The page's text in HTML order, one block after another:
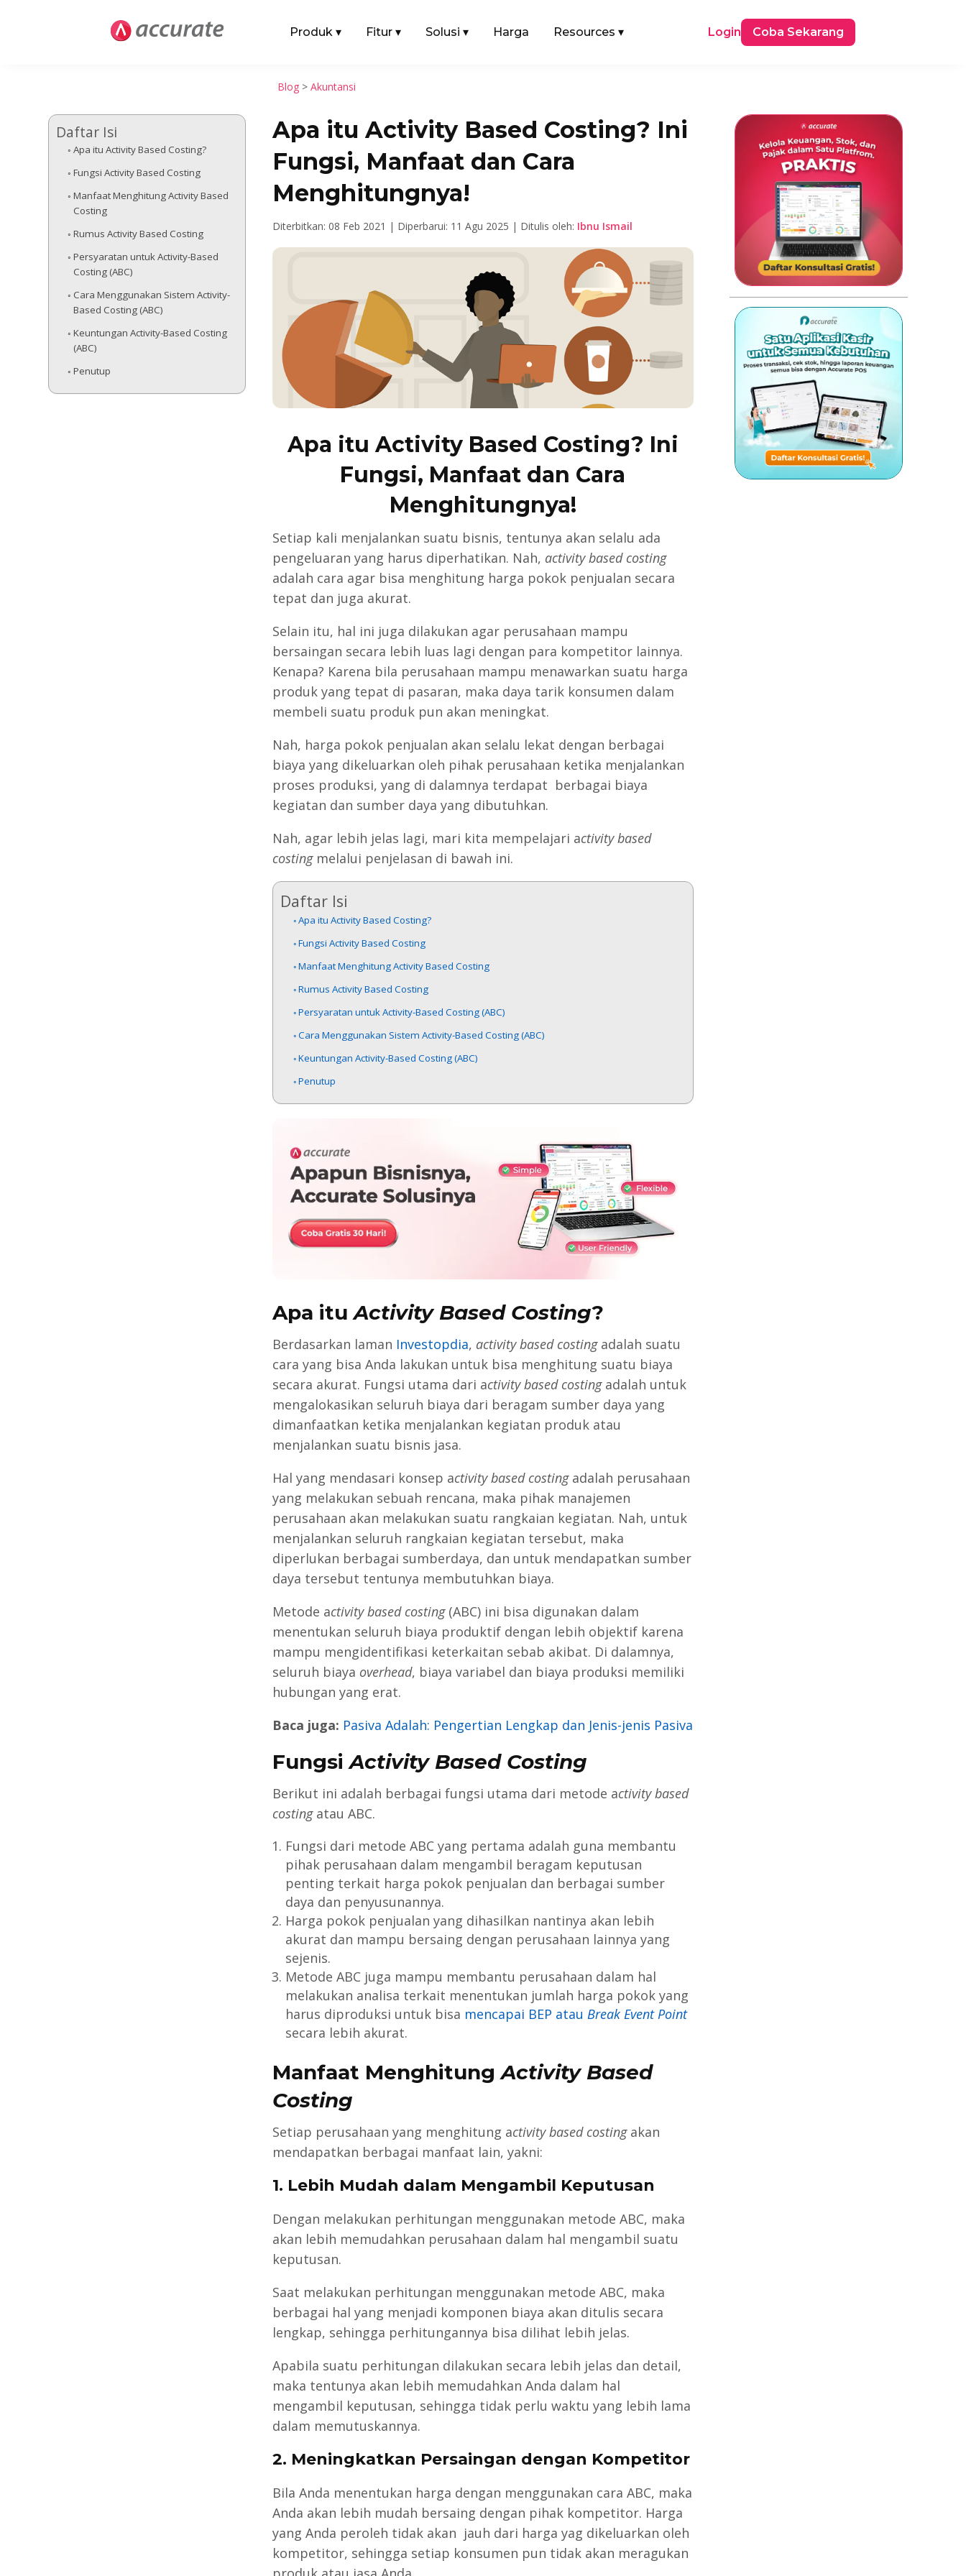
Produk ▾ Fitur ▾ Solusi ▾ Harga Resources ▾ Login Coba Sekarang
Blog >Akuntansi
Daftar Isi
Apa itu Activity Based Costing?
Fungsi Activity Based Costing
Manfaat Menghitung Activity Based
Costing
Rumus Activity Based Costing
Persyaratan untuk Activity-Based
Costing (ABC)
Cara Menggunakan Sistem Activity-
Based Costing (ABC)
Keuntungan Activity-Based Costing
(ABC)
Penutup
Apa itu Activity Based Costing? Ini
Fungsi, Manfaat dan Cara
Menghitungnya!
Diterbitkan: 08 Feb 2021 | Diperbarui: 11 Agu 2025 | Ditulis oleh: Ibnu Ismail
Apa itu Activity Based Costing? Ini
Fungsi, Manfaat dan Cara
Menghitungnya!
Setiap kali menjalankan suatu bisnis, tentunya akan selalu ada
pengeluaran yang harus diperhatikan. Nah, activity based costing
adalah cara agar bisa menghitung harga pokok penjualan secara
tepat dan juga akurat.
Selain itu, hal ini juga dilakukan agar perusahaan mampu
bersaingan secara lebih luas lagi dengan para kompetitor lainnya.
Kenapa? Karena bila perusahaan mampu menawarkan suatu harga
produk yang tepat di pasaran, maka daya tarik konsumen dalam
membeli suatu produk pun akan meningkat.
Nah, harga pokok penjualan akan selalu lekat dengan berbagai
biaya yang dikeluarkan oleh pihak perusahaan ketika menjalankan
proses produksi, yang di dalamnya terdapat berbagai biaya
kegiatan dan sumber daya yang dibutuhkan.
Nah, agar lebih jelas lagi, mari kita mempelajari activity based
costingmelalui penjelasan di bawah ini.
Daftar Isi
Apa itu Activity Based Costing?
Fungsi Activity Based Costing
Manfaat Menghitung Activity Based Costing
Rumus Activity Based Costing
Persyaratan untuk Activity-Based Costing (ABC)
Cara Menggunakan Sistem Activity-Based Costing (ABC)
Keuntungan Activity-Based Costing (ABC)
Penutup
Apa ituActivity Based Costing?
Berdasarkan laman Investopdia, activity based costingadalah suatu
cara yang bisa Anda lakukan untuk bisa menghitung suatu biaya
secara akurat. Fungsi utama dari activity based costingadalah untuk
mengalokasikan seluruh biaya dari beragam sumber daya yang
dimanfaatkan ketika menjalankan kegiatan produk atau
menjalankan suatu bisnis jasa.
Hal yang mendasari konsep activity based costingadalah perusahaan
yang melakukan sebuah rencana, maka pihak manajemen
perusahaan akan melakukan suatu rangkaian kegiatan. Nah, untuk
menjalankan seluruh rangkaian kegiatan tersebut, maka
diperlukan berbagai sumberdaya, dan untuk mendapatkan sumber
daya tersebut tentunya membutuhkan biaya.
Metode activity based costing(ABC) ini bisa digunakan dalam
menentukan seluruh biaya produktif dengan lebih objektif karena
mampu mengidentifikasi keterkaitan sebab akibat. Di dalamnya,
seluruh biaya overhead, biaya variabel dan biaya produksi memiliki
hubungan yang erat.
Baca juga: Pasiva Adalah: Pengertian Lengkap dan Jenis-jenis Pasiva
FungsiActivity Based Costing
Berikut ini adalah berbagai fungsi utama dari metode activity based
costing atau ABC.
Fungsi dari metode ABC yang pertama adalah guna membantu
pihak perusahaan dalam mengambil beragam keputusan
penting terkait harga pokok penjualan dan berbagai sumber
daya dan penyusunannya.
Harga pokok penjualan yang dihasilkan nantinya akan lebih
akurat dan mampu bersaing dengan perusahaan lainnya yang
sejenis.
Metode ABC juga mampu membantu perusahaan dalam hal
melakukan analisa terkait menentukan jumlah harga pokok yang
harus diproduksi untuk bisa mencapai BEP atau Break Event Point
secara lebih akurat.
Manfaat MenghitungActivity Based
Costing
Setiap perusahaan yang menghitung activity based costingakan
mendapatkan berbagai manfaat lain, yakni:
1. Lebih Mudah dalam Mengambil Keputusan
Dengan melakukan perhitungan menggunakan metode ABC, maka
akan lebih memudahkan perusahaan dalam hal mengambil suatu
keputusan.
Saat melakukan perhitungan menggunakan metode ABC, maka
berbagai hal yang menjadi komponen biaya akan ditulis secara
lengkap, sehingga perhitungannya bisa dilihat lebih jelas.
Apabila suatu perhitungan dilakukan secara lebih jelas dan detail,
maka tentunya akan lebih memudahkan Anda dalam hal
mengambil keputusan, sehingga tidak perlu waktu yang lebih lama
dalam memutuskannya.
2. Meningkatkan Persaingan dengan Kompetitor
Bila Anda menentukan harga dengan menggunakan cara ABC, maka
Anda akan lebih mudah bersaing dengan pihak kompetitor. Harga
yang Anda peroleh tidak akan jauh dari harga yag dikeluarkan oleh
kompetitor, sehingga setiap konsumen pun tidak akan meragukan